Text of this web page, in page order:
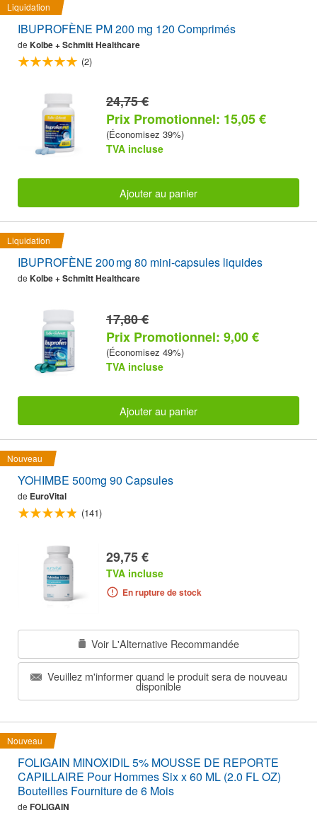
Liquidation
IBUPROFÈNE PM 200 mg 120 Comprimés
de Kolbe + Schmitt Healthcare
(2)
24,75 €
Prix Promotionnel: 15,05 €
(Économisez 39%)
TVA incluse
Ajouter au panier
Liquidation
IBUPROFÈNE 200 mg 80 mini-capsules liquides
de Kolbe + Schmitt Healthcare
17,80 €
Prix Promotionnel: 9,00 €
(Économisez 49%)
TVA incluse
Ajouter au panier
Nouveau
YOHIMBE 500mg 90 Capsules
de EuroVital
(141)
29,75 €
TVA incluse
En rupture de stock
Voir L'Alternative Recommandée
Veuillez m'informer quand le produit sera de nouveau
disponible
Nouveau
FOLIGAIN MINOXIDIL 5% MOUSSE DE REPORTE
CAPILLAIRE Pour Hommes Six x 60 ML (2.0 FL OZ)
Bouteilles Fourniture de 6 Mois
de FOLIGAIN